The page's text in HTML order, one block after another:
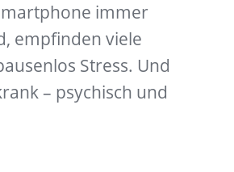
immer
empfinden viele
Stress. Und
– psychisch und